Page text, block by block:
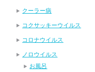
クーラー病
コクサッキーウイルス
コロナウイルス
ノロウイルス
お風呂